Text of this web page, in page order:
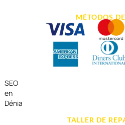
MÉTODOS
SEO
en
Dénia
TALLER DE